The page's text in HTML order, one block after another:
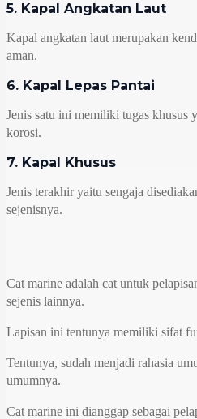
5. Kapal Angkatan Laut
Kapal angkatan laut merupakan
aman.
6. Kapal Lepas Pantai
Jenis satu ini memiliki tugas khusus
korosi.
7. Kapal Khusus
Jenis terakhir yaitu sengaja
sejenisnya.
Cat marine adalah cat untuk
sejenis lainnya.
Lapisan ini tentunya memiliki sifat
Tentunya, sudah menjadi rahasia
umumnya.
Cat marine ini dianggap sebagai